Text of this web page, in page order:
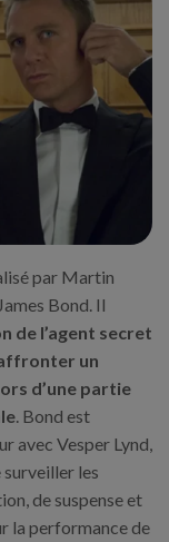
par Martin
Bond. Il
de l’agent secret
un
d’une partie
. Bond est
avec Vesper Lynd,
les
de suspense et
la performance de